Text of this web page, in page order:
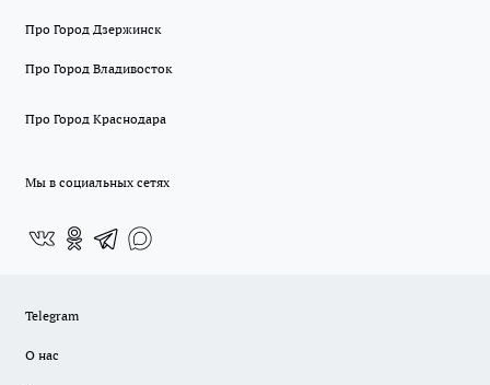
Про Город Дзержинск
Про Город Владивосток
Про Город Краснодара
Мы в социальных сетях
Telegram
О нас